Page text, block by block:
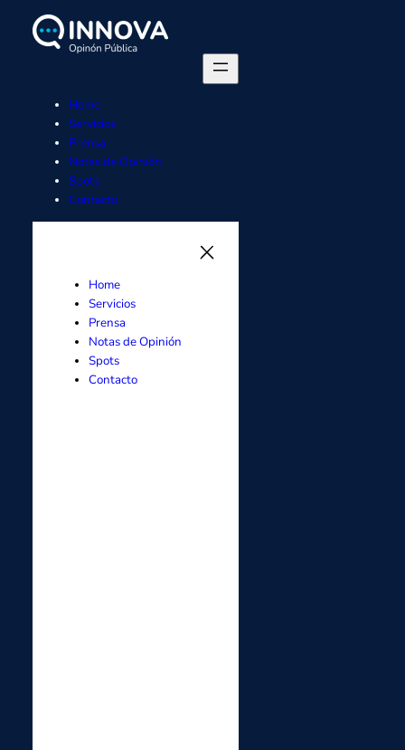
Home
Servicios
Prensa
Notas de Opinión
Spots
Contacto
Home
Servicios
Prensa
Notas de Opinión
Spots
Contacto